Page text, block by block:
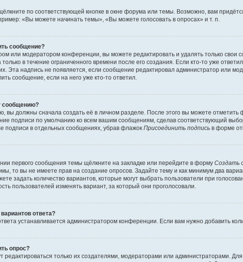
по соответствующей кнопке в окне форума или темы. Возможно, вам
«Вы можете начинать темы», «Вы можете голосовать в опросах» и т. п.
сообщение?
или модератором конференции, вы можете редактировать и удалять только
в течение ограниченного времени после его создания. Если кто-то уже
Эта надпись не появляется, если сообщение редактировал администратор или
сообщение, если на него уже кто-то ответил.
сообщению?
вы должны сначала создать её в личном разделе. После этого вы можете отметить
подписи по умолчанию ко всем вашим сообщениям, сделав соответствующий
подписи в отдельных сообщениях, убрав флажок Присоединить подпись в форме
первого сообщения темы щёлкните на закладке или перейдите в форму Создать
то вы не имеете прав на создание опросов. Задайте тему и как минимум два
задать количество вариантов, которые могут выбрать пользователи при
пользователей изменять вариант, за который они проголосовали.
ответа?
устанавливается администратором конференции. Если вам нужно добавить
опрос?
редактироваться только их создателями, модераторами или администраторами.